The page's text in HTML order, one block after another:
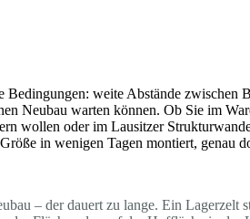
weite Abstände zwischen
Neubau warten können. Ob Sie im
wollen oder im Lausitzer
in wenigen Tagen montiert, genau
– der dauert zu lange. Ein Lagerzelt